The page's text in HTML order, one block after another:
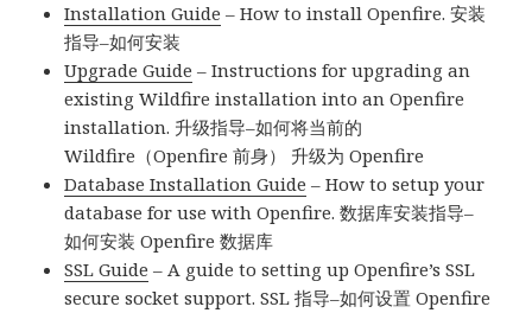
Installation Guide – How to install Openfire. 安装
指导–如何安装
Upgrade Guide – Instructions for upgrading an
existing Wildfire installation into an Openfire
installation. 升级指导–如何将当前的
Wildfire（Openfire 前身） 升级为 Openfire
Database Installation Guide – How to setup your
database for use with Openfire. 数据库安装指导–
如何安装 Openfire 数据库
SSL Guide – A guide to setting up Openfire’s SSL
secure socket support. SSL 指导–如何设置 Openfire